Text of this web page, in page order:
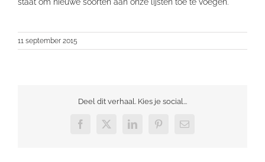
11 september 2015
Deel dit verhaal. Kies je social...
Facebook
X LinkedInPinterest
E-